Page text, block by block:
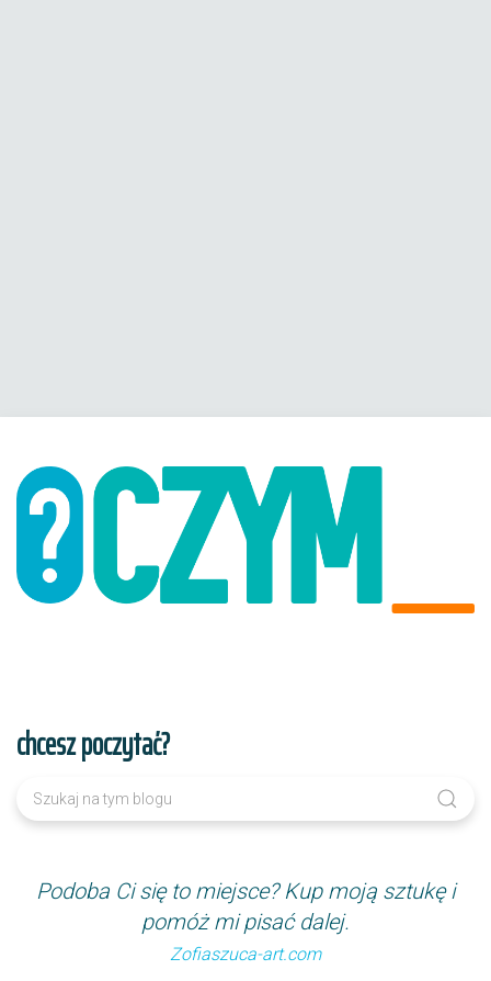
chcesz poczytać?
Podoba Ci się to miejsce? Kup moją sztukę i
pomóż mi pisać dalej.
Zofiaszuca-art.com